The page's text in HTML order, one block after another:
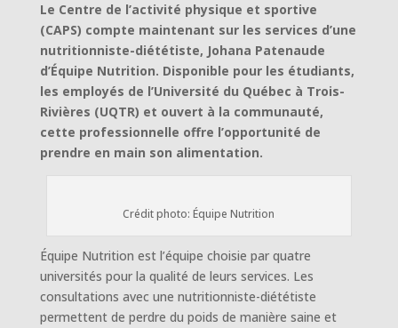
Le Centre de l’activité physique et sportive
(CAPS) compte maintenant sur les services d’une
nutritionniste-diététiste, Johana Patenaude
d’Équipe Nutrition. Disponible pour les étudiants,
les employés de l’Université du Québec à Trois-
Rivières (UQTR) et ouvert à la communauté,
cette professionnelle offre l’opportunité de
prendre en main son alimentation.
Crédit photo: Équipe Nutrition
Équipe Nutrition est l’équipe choisie par quatre
universités pour la qualité de leurs services. Les
consultations avec une nutritionniste-diététiste
permettent de perdre du poids de manière saine et